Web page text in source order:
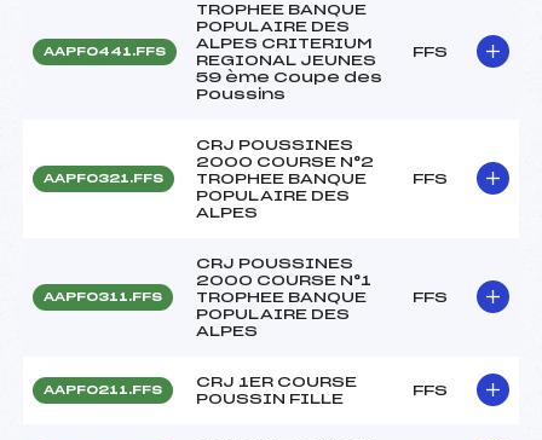
AAPF0441.FFS
TROPHEE BANQUE
POPULAIRE DES
ALPES CRITERIUM
REGIONAL JEUNES
59 ème Coupe des
Poussins
FFS
AAPF0321.FFS
CRJ POUSSINES
2000 COURSE N°2
TROPHEE BANQUE
POPULAIRE DES
ALPES
FFS
AAPF0311.FFS
CRJ POUSSINES
2000 COURSE N°1
TROPHEE BANQUE
POPULAIRE DES
ALPES
FFS
AAPF0211.FFS
CRJ 1ER COURSE
POUSSIN FILLE
FFS